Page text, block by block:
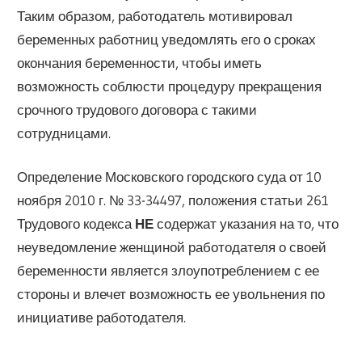
Таким образом, работодатель мотивировал
беременных работниц уведомлять его о сроках
окончания беременности, чтобы иметь
возможность соблюсти процедуру прекращения
срочного трудового договора с такими
сотрудницами.
Определение Московского городского суда от 10
ноября 2010 г. № 33-34497, положения статьи 261
Трудового кодексаНЕсодержат указания на то, что
неуведомление женщиной работодателя о своей
беременности является злоупотреблением с ее
стороны и влечет возможность ее увольнения по
инициативе работодателя.